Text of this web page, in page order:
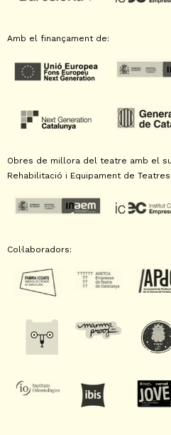
Amb el finançament de:
Obres de millora del teatre amb el
Rehabilitació i Equipament de
Col·laboradors: